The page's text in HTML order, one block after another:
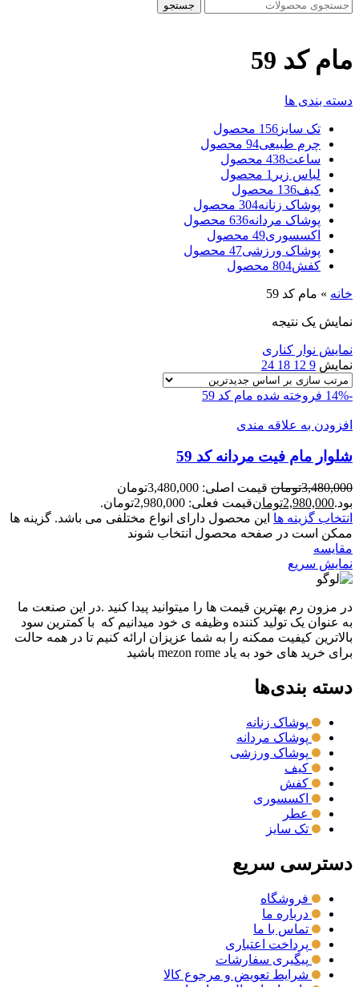
جستجو
مام کد 59
دسته بندی ها
تک سایز 156 محصول
چرم طبیعی94 محصول
ساعت438 محصول
لباس زیر 1 محصول
کیف136 محصول
پوشاک زنانه304 محصول
پوشاک مردانه636 محصول
اکسسوری49 محصول
پوشاک ورزشی47 محصول
کفش804 محصول
خانه » مام کد 59
نمایش یک نتیجه
نمایش نوار کناری
نمایش 9
12
18
24
-14% فروخته شده مام کد 59
افزودن به علاقه مندی
شلوار مام فيت مردانه کد 59
3,480,000تومان
قیمت اصلی: 3,480,000تومان
بود.2,980,000تومانقیمت فعلی: 2,980,000تومان.
انتخاب گزینه ها این محصول دارای انواع مختلفی می باشد. گزینه ها
ممکن است در صفحه محصول انتخاب شوند
مقايسه
نمایش سریع
در مزون رم بهترین قیمت ها را میتوانید پیدا کنید .در این صنعت ما
به عنوان یک تولید کننده وظیفه ی خود میدانیم که با کمترین سود
بالاترین کیفیت ممکنه را به شما عزیزان ارائه کنیم تا در همه حالت
برای خرید های خود به یاد mezon rome باشید
دسته بندی‌ها
پوشاک زنانه
پوشاک مردانه
پوشاک ورزشی
کیف
کفش
اکسسوری
عطر
تک سایز
دسترسی سریع
فروشگاه
درباره ما
تماس با ما
پرداخت اعتباری
پیگیری سفارشات
شرایط تعویض و مرجوع کالا